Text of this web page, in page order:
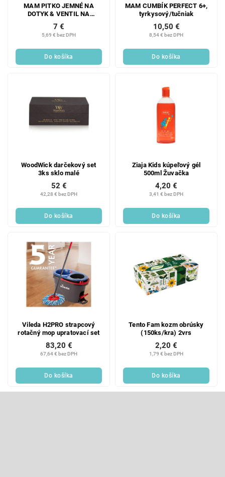
MAM PITKO JEMNÉ NA
DOTYK & VENTIL NA
5,69 € bez DPH
7 €
Do košíka
MAM CUMBÍK PERFECT 6+,
tyrkysový/tučniak
8,54 € bez DPH
10,50 €
Do košíka
WoodWick darčekový set
3ks sklo malé
42,28 € bez DPH
52 €
Do košíka
Ziaja Kids kúpeľový gél
500ml Žuvačka
3,41 € bez DPH
4,20 €
Do košíka
Vileda H2PRO strapcový
rotačný mop upratovací set
67,64 € bez DPH
83,20 €
Do košíka
Tento Fam kozm obrúsky
(150ks/kra) 2vrs
1,79 € bez DPH
2,20 €
Do košíka